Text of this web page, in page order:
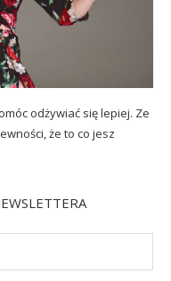
odżywiać się lepiej. Ze
że to co jesz